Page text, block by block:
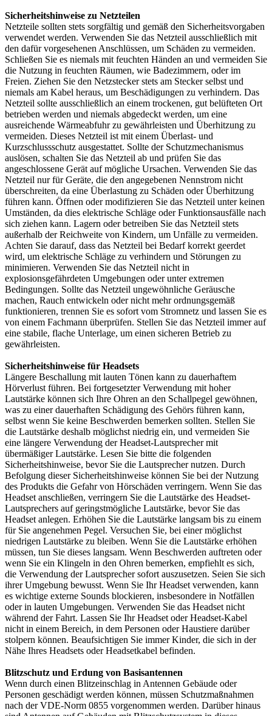
Sicherheitshinweise zu Netzteilen
Netzteile sollten stets sorgfältig und gemäß den Sicherheitsvorgaben
verwendet werden. Verwenden Sie das Netzteil ausschließlich mit
den dafür vorgesehenen Anschlüssen, um Schäden zu vermeiden.
Schließen Sie es niemals mit feuchten Händen an und vermeiden Sie
die Nutzung in feuchten Räumen, wie Badezimmern, oder im
Freien. Ziehen Sie den Netzstecker stets am Stecker selbst und
niemals am Kabel heraus, um Beschädigungen zu verhindern. Das
Netzteil sollte ausschließlich an einem trockenen, gut belüfteten Ort
betrieben werden und niemals abgedeckt werden, um eine
ausreichende Wärmeabfuhr zu gewährleisten und Überhitzung zu
vermeiden. Dieses Netzteil ist mit einem Überlast- und
Kurzschlussschutz ausgestattet. Sollte der Schutzmechanismus
auslösen, schalten Sie das Netzteil ab und prüfen Sie das
angeschlossene Gerät auf mögliche Ursachen. Verwenden Sie das
Netzteil nur für Geräte, die den angegebenen Nennstrom nicht
überschreiten, da eine Überlastung zu Schäden oder Überhitzung
führen kann. Öffnen oder modifizieren Sie das Netzteil unter keinen
Umständen, da dies elektrische Schläge oder Funktionsausfälle nach
sich ziehen kann. Lagern oder betreiben Sie das Netzteil stets
außerhalb der Reichweite von Kindern, um Unfälle zu vermeiden.
Achten Sie darauf, dass das Netzteil bei Bedarf korrekt geerdet
wird, um elektrische Schläge zu verhindern und Störungen zu
minimieren. Verwenden Sie das Netzteil nicht in
explosionsgefährdeten Umgebungen oder unter extremen
Bedingungen. Sollte das Netzteil ungewöhnliche Geräusche
machen, Rauch entwickeln oder nicht mehr ordnungsgemäß
funktionieren, trennen Sie es sofort vom Stromnetz und lassen Sie es
von einem Fachmann überprüfen. Stellen Sie das Netzteil immer auf
eine stabile, flache Unterlage, um einen sicheren Betrieb zu
gewährleisten.
Sicherheitshinweise für Headsets
Längere Beschallung mit lauten Tönen kann zu dauerhaftem
Hörverlust führen. Bei fortgesetzter Verwendung mit hoher
Lautstärke können sich Ihre Ohren an den Schallpegel gewöhnen,
was zu einer dauerhaften Schädigung des Gehörs führen kann,
selbst wenn Sie keine Beschwerden bemerken sollten. Stellen Sie
die Lautstärke deshalb möglichst niedrig ein, und vermeiden Sie
eine längere Verwendung der Headset-Lautsprecher mit
übermäßiger Lautstärke. Lesen Sie bitte die folgenden
Sicherheitshinweise, bevor Sie die Lautsprecher nutzen. Durch
Befolgung dieser Sicherheitshinweise können Sie bei der Nutzung
des Produkts die Gefahr von Hörschäden verringern. Wenn Sie das
Headset anschließen, verringern Sie die Lautstärke des Headset-
Lautsprechers auf geringstmögliche Lautstärke, bevor Sie das
Headset anlegen. Erhöhen Sie die Lautstärke langsam bis zu einem
für Sie angenehmen Pegel. Versuchen Sie, bei einer möglichst
niedrigen Lautstärke zu bleiben. Wenn Sie die Lautstärke erhöhen
müssen, tun Sie dieses langsam. Wenn Beschwerden auftreten oder
wenn Sie ein Klingeln in den Ohren bemerken, empfiehlt es sich,
die Verwendung der Lautsprecher sofort auszusetzen. Seien Sie sich
ihrer Umgebung bewusst. Wenn Sie Ihr Headset verwenden, kann
es wichtige externe Sounds blockieren, insbesondere in Notfällen
oder in lauten Umgebungen. Verwenden Sie das Headset nicht
während der Fahrt. Lassen Sie Ihr Headset oder Headset-Kabel
nicht in einem Bereich, in dem Personen oder Haustiere darüber
stolpern können. Beaufsichtigen Sie immer Kinder, die sich in der
Nähe Ihres Headsets oder Headsetkabel befinden.
Blitzschutz und Erdung von Basisantennen
Wenn durch einen Blitzeinschlag in Antennen Gebäude oder
Personen geschädigt werden können, müssen Schutzmaßnahmen
nach der VDE-Norm 0855 vorgenommen werden. Darüber hinaus